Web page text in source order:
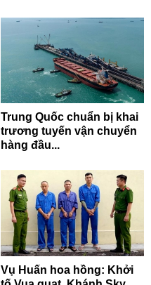
Trung Quốc chuẩn bị khai
trương tuyến vận chuyển
hàng đầu...
Vụ Huấn hoa hồng: Khởi